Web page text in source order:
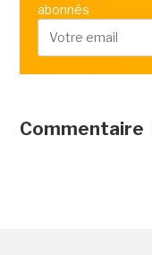
abonnés
Commentaire